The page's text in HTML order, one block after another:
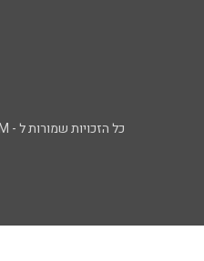
כל הזכויות שמורות ל - 103FM